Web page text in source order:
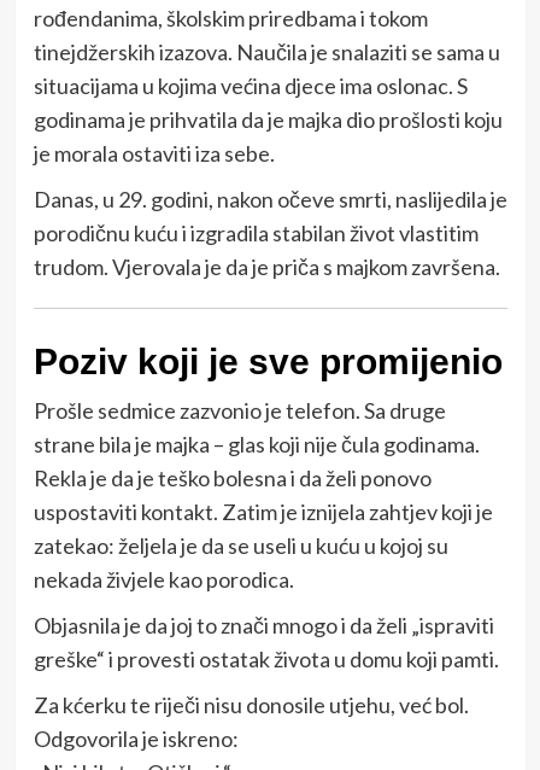
rođendanima, školskim priredbama i tokom
tinejdžerskih izazova. Naučila je snalaziti se sama u
situacijama u kojima većina djece ima oslonac. S
godinama je prihvatila da je majka dio prošlosti koju
je morala ostaviti iza sebe.
Danas, u 29. godini, nakon očeve smrti, naslijedila je
porodičnu kuću i izgradila stabilan život vlastitim
trudom. Vjerovala je da je priča s majkom završena.
Poziv koji je sve promijenio
Prošle sedmice zazvonio je telefon. Sa druge
strane bila je majka – glas koji nije čula godinama.
Rekla je da je teško bolesna i da želi ponovo
uspostaviti kontakt. Zatim je iznijela zahtjev koji je
zatekao: željela je da se useli u kuću u kojoj su
nekada živjele kao porodica.
Objasnila je da joj to znači mnogo i da želi „ispraviti
greške“ i provesti ostatak života u domu koji pamti.
Za kćerku te riječi nisu donosile utjehu, već bol.
Odgovorila je iskreno: